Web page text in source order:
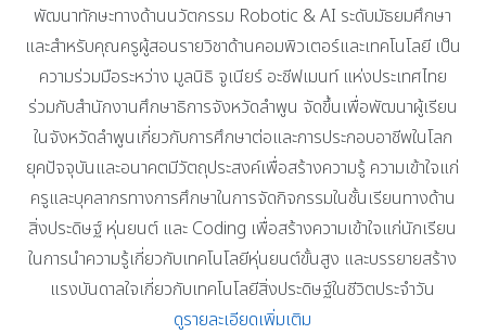
พัฒนาทักษะทางด้านนวัตกรรม Robotic & AI ระดับมัธยมศึกษา
และสำหรับคุณครูผู้สอนรายวิชาด้านคอมพิวเตอร์และเทคโนโลยี เป็น
ความร่วมมือระหว่าง มูลนิธิ จูเนียร์ อะชีฟเมนท์ แห่งประเทศไทย
ร่วมกับสำนักงานศึกษาธิการจังหวัดลำพูน จัดขึ้นเพื่อพัฒนาผู้เรียน
ในจังหวัดลำพูนเกี่ยวกับการศึกษาต่อและการประกอบอาชีพในโลก
ยุคปัจจุบันและอนาคตมีวัตถุประสงค์เพื่อสร้างความรู้ ความเข้าใจแก่
ครูและบุคลากรทางการศึกษาในการจัดกิจกรรมในชั้นเรียนทางด้าน
สิ่งประดิษฐ์ หุ่นยนต์ และ Coding เพื่อสร้างความเข้าใจแก่นักเรียน
ในการนำความรู้เกี่ยวกับเทคโนโลยีหุ่นยนต์ขั้นสูง และบรรยายสร้าง
แรงบันดาลใจเกี่ยวกับเทคโนโลยีสิ่งประดิษฐ์ในชีวิตประจำวัน
ดูรายละเอียดเพิ่มเติม